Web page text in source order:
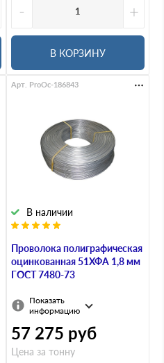
- +
В КОРЗИНУ
Проволока полиграфическая
оцинкованная 51ХФА 1,8 мм
ГОСТ 7480-73
В наличии
Арт. ProOc-186843
Показать
информацию
57 275 руб
Цена за тонну